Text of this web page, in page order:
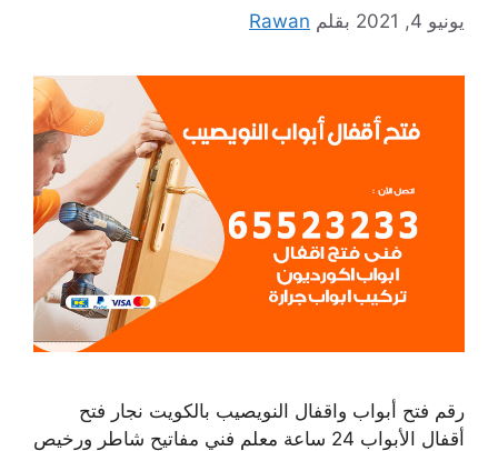
يونيو 4, 2021 بقلم Rawan
رقم فتح أبواب واقفال النويصيب بالكويت نجار فتح
أقفال الأبواب 24 ساعة معلم فني مفاتيح شاطر ورخيص